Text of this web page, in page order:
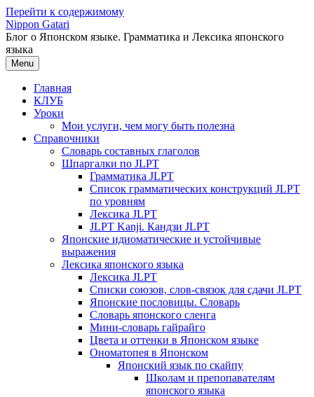
Перейти к содержимому
Nippon Gatari
Блог о Японском языке. Грамматика и Лексика японского
языка
Menu
Главная
КЛУБ
Уроки
Мои услуги, чем могу быть полезна
Справочники
Словарь составных глаголов
Шпаргалки по JLPT
Грамматика JLPT
Список грамматических конструкций JLPT
по уровням
Лексика JLPT
JLPT Kanji. Кандзи JLPT
Японские идиоматические и устойчивые
выражения
Лексика японского языка
Лексика JLPT
Списки союзов, слов-связок для сдачи JLPT
Японские пословицы. Словарь
Словарь японского сленга
Мини-словарь гайрайго
Цвета и оттенки в Японском языке
Ономатопея в Японском
Японский язык по скайпу
Школам и препопавателям
японского языка